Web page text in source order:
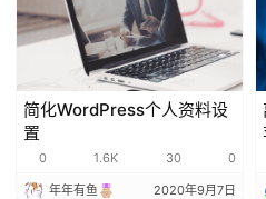
简化WordPress个人资料设
置
0 1.6K 30 0
年年有鱼 2020年9月7日